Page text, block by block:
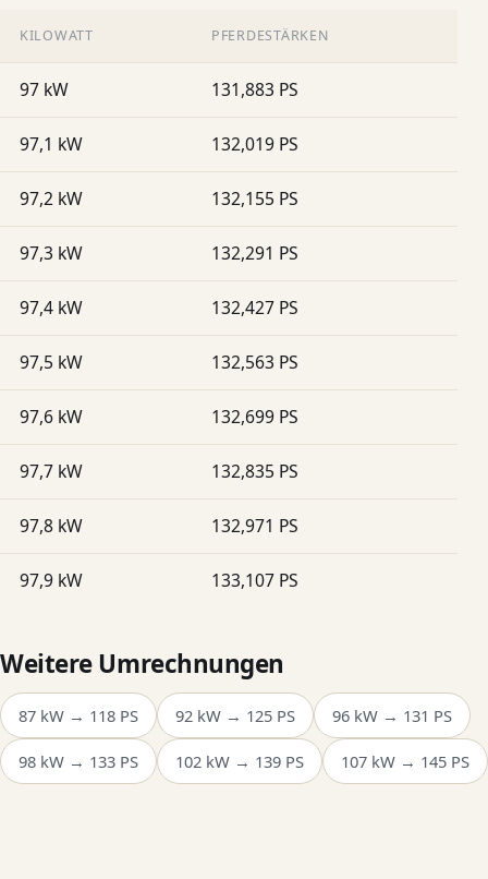
KILOWATT PFERDESTÄRKEN
97 kW 131,883 PS
97,1 kW 132,019 PS
97,2 kW 132,155 PS
97,3 kW 132,291 PS
97,4 kW 132,427 PS
97,5 kW 132,563 PS
97,6 kW 132,699 PS
97,7 kW 132,835 PS
97,8 kW 132,971 PS
97,9 kW 133,107 PS
Weitere Umrechnungen
87 kW → 118 PS 92 kW → 125 PS 96 kW → 131 PS
98 kW → 133 PS 102 kW → 139 PS 107 kW → 145 PS